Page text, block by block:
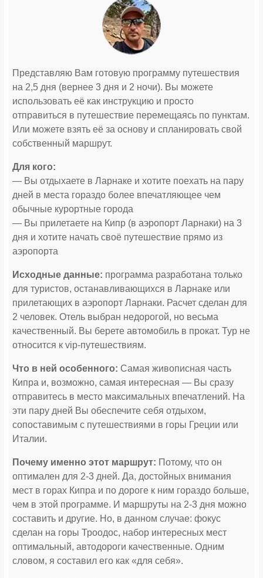
Представляю Вам готовую программу путешествия
на 2,5 дня (вернее 3 дня и 2 ночи). Вы можете
использовать её как инструкцию и просто
отправиться в путешествие перемещаясь по пунктам.
Или можете взять её за основу и спланировать свой
собственный маршрут.
Для кого:
— Вы отдыхаете в Ларнаке и хотите поехать на пару
дней в места гораздо более впечатляющее чем
обычные курортные города
— Вы прилетаете на Кипр (в аэропорт Ларнаки) на 3
дня и хотите начать своё путешествие прямо из
аэропорта
Исходные данные: программа разработана только
для туристов, останавливающихся в Ларнаке или
прилетающих в аэропорт Ларнаки. Расчет сделан для
2 человек. Отель выбран недорогой, но весьма
качественный. Вы берете автомобиль в прокат. Тур не
относится к vip-путешествиям.
Что в ней особенного: Самая живописная часть
Кипра и, возможно, самая интересная — Вы сразу
отправитесь в место максимальных впечатлений. На
эти пару дней Вы обеспечите себя отдыхом,
сопоставимым с путешествиями в горы Греции или
Италии.
Почему именно этот маршрут: Потому, что он
оптимален для 2-3 дней. Да, достойных внимания
мест в горах Кипра и по дороге к ним гораздо больше,
чем в этой программе. И маршруты на 2-3 дня можно
составить и другие. Но, в данном случае: фокус
сделан на горы Троодос, набор интересных мест
оптимальный, автодороги качественные. Одним
словом, я составил его как «для себя».